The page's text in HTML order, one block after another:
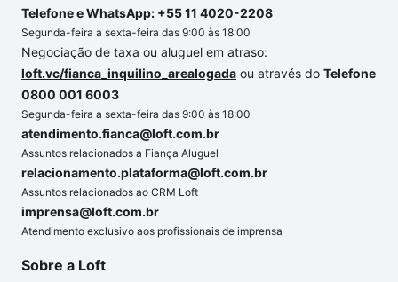
Telefone e WhatsApp: +55 11 4020-2208
Segunda-feira a sexta-feira das 9:00 às 18:00
Negociação de taxa ou aluguel em atraso:
loft.vc/fianca_inquilino_arealogada ou através do Telefone
0800 001 6003
Segunda-feira a sexta-feira das 9:00 às 18:00
atendimento.fianca@loft.com.br
Assuntos relacionados a Fiança Aluguel
relacionamento.plataforma@loft.com.br
Assuntos relacionados ao CRM Loft
imprensa@loft.com.br
Atendimento exclusivo aos profissionais de imprensa
Sobre a Loft